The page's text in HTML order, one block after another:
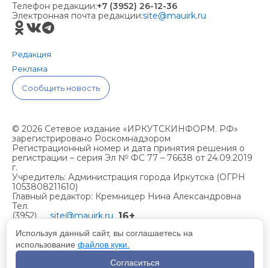
Телефон редакции:+7 (3952) 26-12-36
Электронная почта редакции:site@mauirk.ru
Редакция
Реклама
Сообщить новость
© 2026 Сетевое издание «ИРКУТСКИНФОРМ. РФ»
зарегистрировано Роскомнадзором
Регистрационный номер и дата принятия решения о
регистрации – серия Эл № ФС 77 – 76638 от 24.09.2019
г.
Учредитель: Администрация города Иркутска (ОГРН
1053808211610)
Главный редактор: Кремницер Нина Александровна
Тел.
(3952)
site@mauirk.ru 16+
Учетная политика организации
Политика конфиденциальности
Используя данный сайт, вы соглашаетесь на
использование файлов куки.
Согласиться